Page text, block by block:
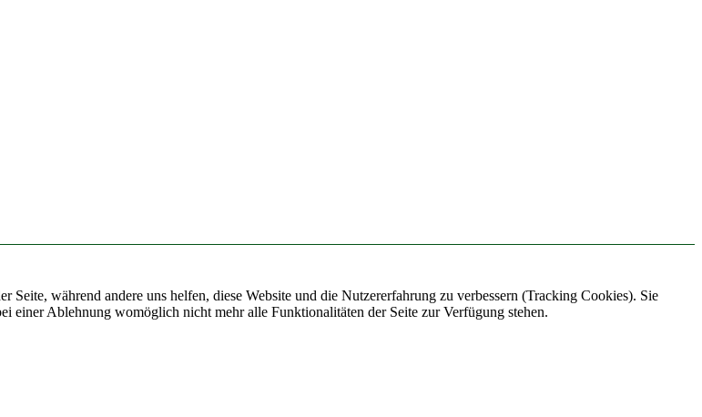
während andere uns helfen, diese Website und die Nutzererfahrung zu verbessern (Tracking Cookies). Sie
einer Ablehnung womöglich nicht mehr alle Funktionalitäten der Seite zur Verfügung stehen.